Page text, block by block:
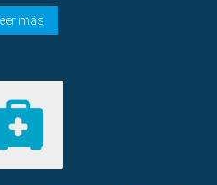
más